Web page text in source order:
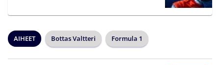
AIHEET Bottas Valtteri Formula 1